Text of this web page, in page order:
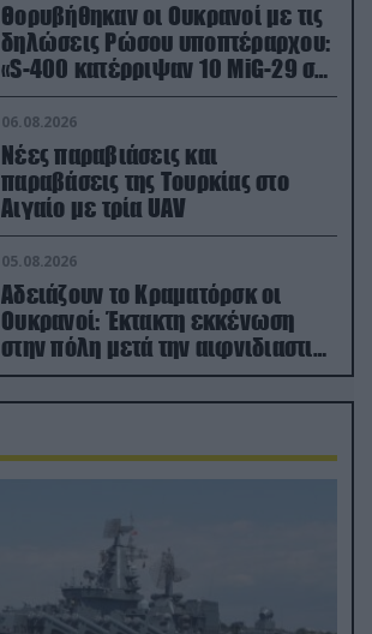
Θορυβήθηκαν οι Ουκρανοί με τις
δηλώσεις Ρώσου υποπτέραρχου:
«S-400 κατέρριψαν 10 MiG-29 σε
μόλις μια μέρα!»
06.08.2026
Νέες παραβιάσεις και
παραβάσεις της Τουρκίας στο
Αιγαίο με τρία UAV
05.08.2026
Αδειάζουν το Κραματόρσκ οι
Ουκρανοί: Έκτακτη εκκένωση
στην πόλη μετά την αιφνιδιαστική
προώθηση των Ρώσων (βίντεο)